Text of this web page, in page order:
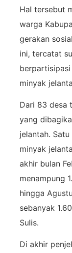
Hal tersebut
warga
gerakan
ini, tercatat
minyak
Dari 83 desa
yang
jelantah.
minyak
akhir bulan
menampung
hingga
sebanyak
Sulis.
Di akhir